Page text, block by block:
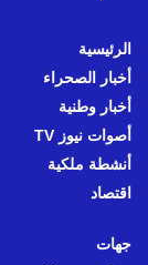
الرئيسية
أخبار الصحراء
أخبار وطنية
أصوات نيوز TV
أنشطة ملكية
اقتصاد
جهات